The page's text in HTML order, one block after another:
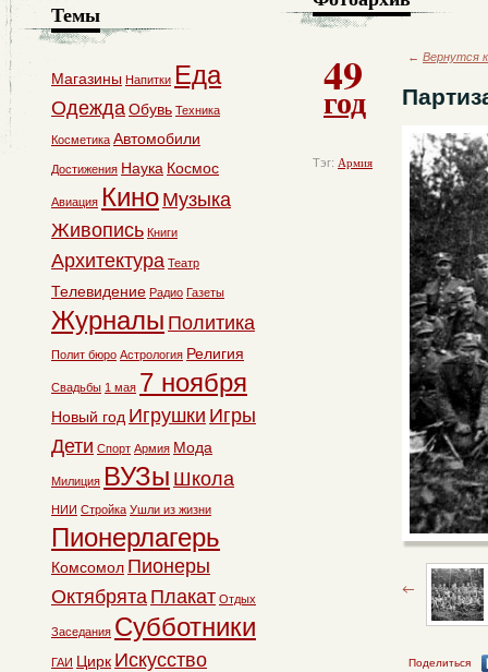
49
год
Тэг: Армия
← Вернутся
Поделиться
Темы
Магазины Напитки Еда
ОдеждаОбувь Техника
Косметика Автомобили
Достижения Наука Космос
Авиация Кино Музыка
Живопись Книги
Архитектура Театр
Телевидение Радио Газеты
Журналы Политика
Полит бюро Астрология Религия
Свадьбы 1 мая 7 ноября
Новый год Игрушки Игры
Дети Спорт Армия Мода
Милиция ВУЗы Школа
НИИ Стройка Ушли из жизни
Пионерлагерь
Комсомол Пионеры
Октябрята Плакат Отдых
Заседания Субботники
ГАИ Цирк Искусство